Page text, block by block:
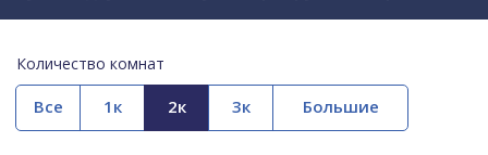
Количество комнат
Все